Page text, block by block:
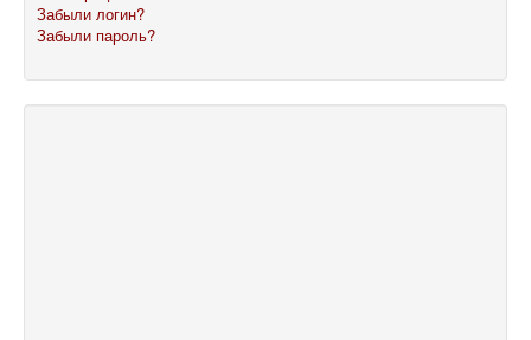
Забыли логин?
Забыли пароль?